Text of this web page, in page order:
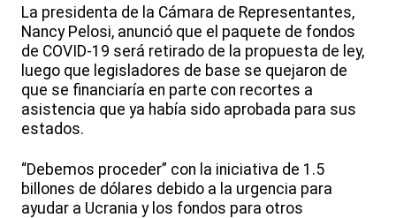
La presidenta de la Cámara de Representantes,
Nancy Pelosi, anunció que el paquete de fondos
de COVID-19 será retirado de la propuesta de ley,
luego que legisladores de base se quejaron de
que se financiaría en parte con recortes a
asistencia que ya había sido aprobada para sus
estados.
“Debemos proceder” con la iniciativa de 1.5
billones de dólares debido a la urgencia para
ayudar a Ucrania y los fondos para otros